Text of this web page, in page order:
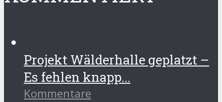
Projekt Wälderhalle geplatzt –
Es fehlen knapp...
Kommentare